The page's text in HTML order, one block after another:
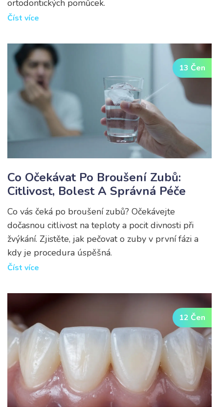
ortodontických pomůcek.
Číst více
13 Čen
Co Očekávat Po Broušení Zubů:
Citlivost, Bolest A Správná Péče
Co vás čeká po broušení zubů? Očekávejte
dočasnou citlivost na teploty a pocit divnosti při
žvýkání. Zjistěte, jak pečovat o zuby v první fázi a
kdy je procedura úspěšná.
Číst více
12 Čen